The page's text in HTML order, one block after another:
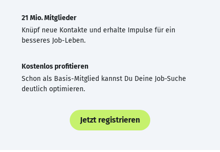
21 Mio. Mitglieder
Knüpf neue Kontakte und erhalte Impulse für ein
besseres Job-Leben.
Kostenlos profitieren
Schon als Basis-Mitglied kannst Du Deine Job-Suche
deutlich optimieren.
Jetzt registrieren